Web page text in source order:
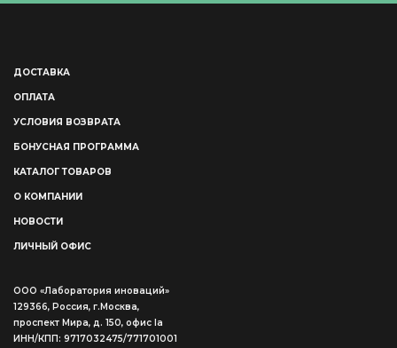
ДОСТАВКА
ОПЛАТА
УСЛОВИЯ ВОЗВРАТА
БОНУСНАЯ ПРОГРАММА
КАТАЛОГ ТОВАРОВ
О КОМПАНИИ
НОВОСТИ
ЛИЧНЫЙ ОФИС
ООО «Лаборатория иноваций»
129366, Россия, г.Москва,
проспект Мира, д. 150, офис Ia
ИНН/КПП: 9717032475/771701001